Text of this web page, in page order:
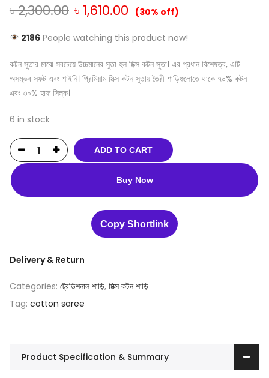
৳2,300.00 ৳ 1,610.00 (30% off)
2186People watching this product now!
কটন সুতার মাঝে সবচেয়ে উচ্চমানের সুতা হল মিক্স কটন সুতা। এর প্রধান বিশেষত্ব, এটি
অসম্ভব সফট এবং শাইনি। প্রিমিয়াম মিক্স কটন সুতায় তৈরী শাড়িগুলোতে থাকে ৭০% কটন
এবং ৩০% হাফ সিল্ক।
6 in stock
ADD TO CART
Buy Now
Copy Shortlink
Delivery & Return
Categories: ট্রেডিশনাল শাড়ি, মিক্স কটন শাড়ি
Tag: cotton saree
Product Specification & Summary